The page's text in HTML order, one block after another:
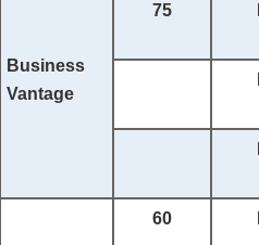
Business
Vantage
75
60